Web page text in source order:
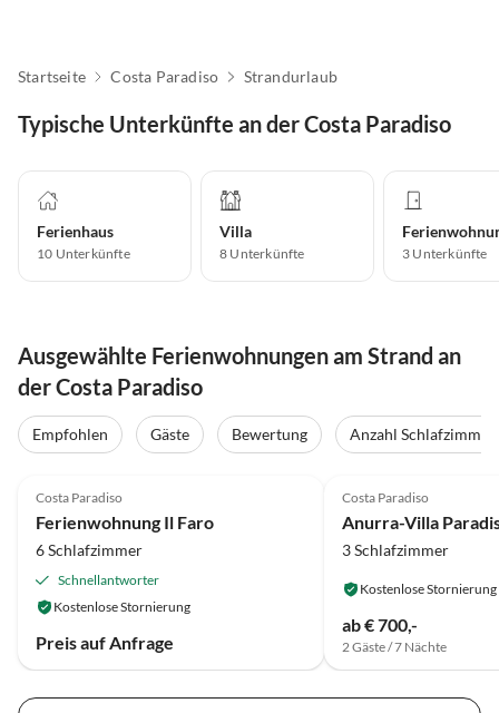
Startseite Costa Paradiso Strandurlaub
Typische Unterkünfte an der Costa Paradiso
Ferienhaus
10 Unterkünfte
Villa
8 Unterkünfte 3 Unterkünfte
Ausgewählte Ferienwohnungen am Strand an
der Costa Paradiso
Empfohlen Gäste Bewertung Anzahl Schlafzimmer
Costa Paradiso
Ferienwohnung Il Faro
6 Schlafzimmer
Schnellantworter
Kostenlose Stornierung
Preis auf Anfrage
Costa Paradiso
Anurra-Villa
3 Schlafzimmer
Kostenlose Stornierung
ab € 700,-
2 Gäste / 7 Nächte